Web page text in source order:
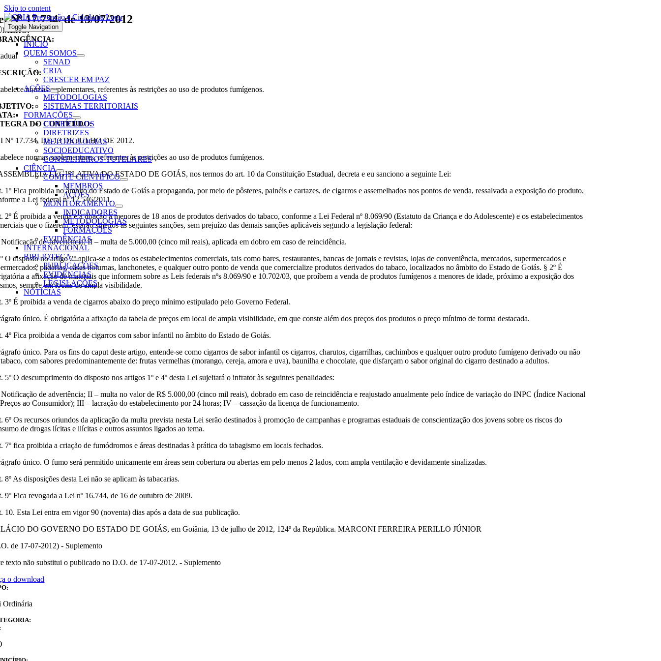
Skip to content
Toggle Navigation
INÍCIO
QUEM SOMOS
SENAD
CRIA
CRESCER EM PAZ
AÇÕES
METODOLOGIAS
SISTEMAS TERRITORIAIS
FORMAÇÕES
CURRÍCULOS
DIRETRIZES
METODOLOGIAS
SOCIOEDUCATIVO
CONSELHEIROS TUTELARES
CIÊNCIA
COMITÊ CIENTÍFICO
MEMBROS
AÇÕES
MONITORAMENTO
INDICADORES
METODOLOGIAS
FORMAÇÕES
EVIDÊNCIAS
INTERNACIONAL
BIBLIOTECA
PUBLICAÇÕES
EVIDÊNCIAS
LEGISLAÇÕES
NOTÍCIAS
Nº 17.734, de 13/07/2012
normas suplementares, referentes às restrições ao uso de produtos fumígenos.
DO CONTEÚDO:
Nº 17.734, DE 13 DE JULHO DE 2012.
normas suplementares, referentes às restrições ao uso de produtos fumígenos.
LEGISLATIVA DO ESTADO DE GOIÁS, nos termos do art. 10 da Constituição Estadual, decreta e eu sanciono a seguinte Lei:
1º Fica proibida no âmbito do Estado de Goiás a propaganda, por meio de pôsteres, painéis e cartazes, de cigarros e assemelhados nos pontos de venda, ressalvada a exposição do produto,
a Lei federal nº 12.546/2011.
2º É proibida a venda e a doação a menores de 18 anos de produtos derivados do tabaco, conforme a Lei Federal nº 8.069/90 (Estatuto da Criança e do Adolescente) e os estabelecimentos
que o fizerem, estarão sujeitos às seguintes sanções, sem prejuízo das demais sanções aplicáveis segundo a legislação federal:
de advertência; II – multa de 5.000,00 (cinco mil reais), aplicada em dobro em caso de reincidência.
O disposto no artigo 2º aplica-se a todos os estabelecimentos comerciais, tais como bares, restaurantes, bancas de jornais e revistas, lojas de conveniência, mercados, supermercados e
padarias, casas noturnas, lanchonetes, e qualquer outro ponto de venda que comercialize produtos derivados do tabaco, localizados no âmbito do Estado de Goiás. § 2º É
a afixação de materiais que informem sobre as Leis federais nºs 8.069/90 e 10.702/03, que proíbem a venda de produtos fumígenos a menores de idade, próximo a exposição dos
sempre em locais de ampla visibilidade.
3º É proibida a venda de cigarros abaixo do preço mínimo estipulado pelo Governo Federal.
único. É obrigatória a afixação da tabela de preços em local de ampla visibilidade, em que conste além dos preços dos produtos o preço mínimo de forma destacada.
4º Fica proibida a venda de cigarros com sabor infantil no âmbito do Estado de Goiás.
único. Para os fins do caput deste artigo, entende-se como cigarros de sabor infantil os cigarros, charutos, cigarrilhas, cachimbos e qualquer outro produto fumígeno derivado ou não
com sabores predominantemente de: frutas vermelhas (morango, cereja, amora e uva), baunilha e chocolate, que disfarçam o sabor original do cigarro destinado a adultos.
5º O descumprimento do disposto nos artigos 1º e 4º desta Lei sujeitará o infrator às seguintes penalidades:
de advertência; II – multa no valor de R$ 5.000,00 (cinco mil reais), dobrado em caso de reincidência e reajustado anualmente pelo índice de variação do INPC (Índice Nacional
ao Consumidor); III – lacração do estabelecimento por 24 horas; IV – cassação da licença de funcionamento.
6º Os recursos oriundos da aplicação da multa prevista nesta Lei serão destinados à promoção de campanhas e programas estaduais de conscientização dos jovens sobre os riscos do
de drogas lícitas e ilícitas e outros assuntos ligados ao tema.
7º fica proibida a criação de fumódromos e áreas destinadas à prática do tabagismo em locais fechados.
único. O fumo será permitido unicamente em áreas sem cobertura ou abertas em pelo menos 2 lados, com ampla ventilação e devidamente sinalizadas.
8º As disposições desta Lei não se aplicam às tabacarias.
9º Fica revogada a Lei nº 16.744, de 16 de outubro de 2009.
10. Esta Lei entra em vigor 90 (noventa) dias após a data de sua publicação.
DO GOVERNO DO ESTADO DE GOIÁS, em Goiânia, 13 de julho de 2012, 124º da República. MARCONI FERREIRA PERILLO JÚNIOR
de 17-07-2012) - Suplemento
texto não substitui o publicado no D.O. de 17-07-2012. - Suplemento
o download
Ordinária